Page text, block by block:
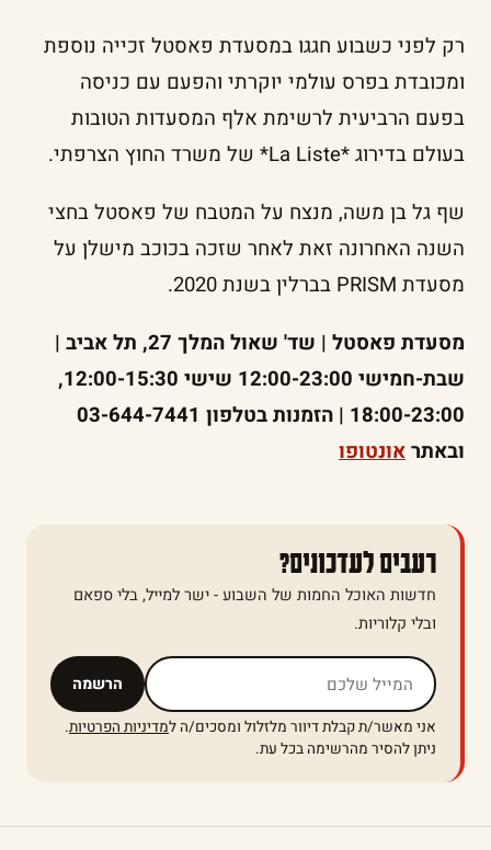
רק לפני כשבוע חגגו במסעדת פאסטל זכייה נוספת
ומכובדת בפרס עולמי יוקרתי והפעם עם כניסה
בפעם הרביעית לרשימת אלף המסעדות הטובות
בעולם בדירוג *La Liste* של משרד החוץ הצרפתי.
שף גל בן משה, מנצח על המטבח של פאסטל בחצי
השנה האחרונה זאת לאחר שזכה בכוכב מישלן על
מסעדת PRISM בברלין בשנת 2020.
מסעדת פאסטל | שד' שאול המלך 27, תל אביב |
שבת-חמישי 12:00-23:00 שישי 12:00-15:30,
18:00-23:00 | הזמנות בטלפון 03-644-7441
ובאתראונטופו
רעבים לעדכונים?
חדשות האוכל החמות של השבוע - ישר למייל, בלי ספאם
ובלי קלוריות.
הרשמה אל תמלאו שדה זה
אני מאשר/ת קבלת דיוור מלזלול ומסכים/ה למדיניות הפרטיות.
ניתן להסיר מהרשימה בכל עת.